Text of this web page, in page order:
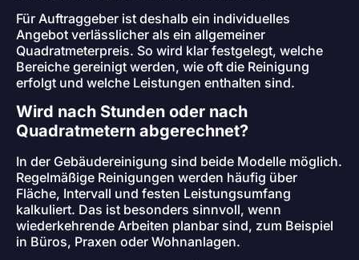
Für Auftraggeber ist deshalb ein individuelles
Angebot verlässlicher als ein allgemeiner
Quadratmeterpreis. So wird klar festgelegt, welche
Bereiche gereinigt werden, wie oft die Reinigung
erfolgt und welche Leistungen enthalten sind.
Wird nach Stunden oder nach
Quadratmetern abgerechnet?
In der Gebäudereinigung sind beide Modelle möglich.
Regelmäßige Reinigungen werden häufig über
Fläche, Intervall und festen Leistungsumfang
kalkuliert. Das ist besonders sinnvoll, wenn
wiederkehrende Arbeiten planbar sind, zum Beispiel
in Büros, Praxen oder Wohnanlagen.